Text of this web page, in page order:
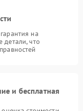
на
что
и бесплатная